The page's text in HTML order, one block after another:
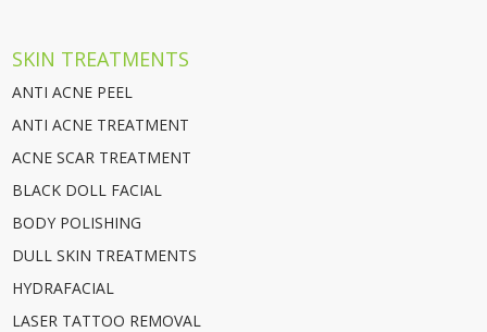
SKIN TREATMENTS
ANTI ACNE PEEL
ANTI ACNE TREATMENT
ACNE SCAR TREATMENT
BLACK DOLL FACIAL
BODY POLISHING
DULL SKIN TREATMENTS
HYDRAFACIAL
LASER TATTOO REMOVAL